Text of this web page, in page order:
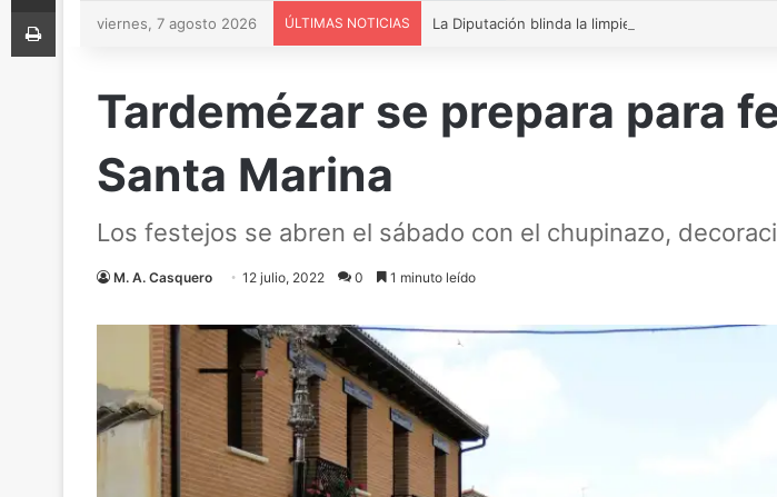
viernes, 7 agosto 2026 ÚLTIMAS NOTICIAS
Tardemézar se prepara para
Santa Marina
Los festejos se abren el sábado con el chupinazo,
M. A. Casquero 12 julio, 2022 0 1 minuto leído